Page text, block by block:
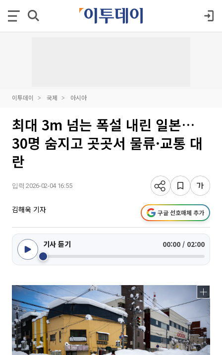
이투데이 국제 아시아
최대 3m 넘는 폭설 내린 일본…
30명 숨지고 곳곳서 물류·교통 대
란
입력 2026-02-04 16:55
김해욱 기자 구글 선호매체 추가
기사 듣기 00:00 / 02:00